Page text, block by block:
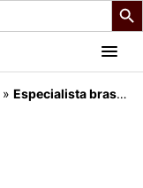
» Especialista brasileira em dívida pública, na Grécia, compara os países.